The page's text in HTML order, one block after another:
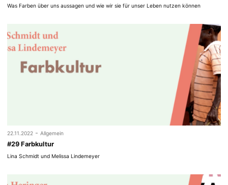
Was Farben über uns aussagen und wie wir sie für unser Leben nutzen können
22.11.2022 - Allgemein
#29 Farbkultur
Lina Schmidt und Melissa Lindemeyer